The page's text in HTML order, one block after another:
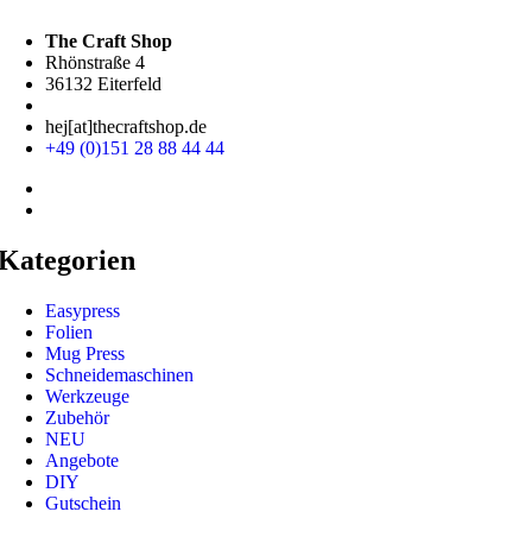
The Craft Shop
Rhönstraße 4
36132 Eiterfeld
hej[at]thecraftshop.de
+49 (0)151 28 88 44 44
Easypress
Folien
Mug Press
Schneidemaschinen
Werkzeuge
Zubehör
NEU
Angebote
DIY
Gutschein